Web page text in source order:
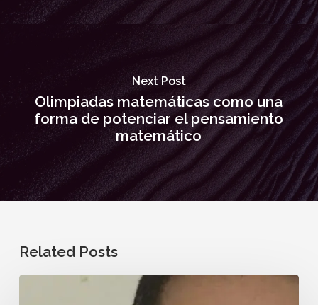
Next Post
Olimpiadas matemáticas como una
forma de potenciar el pensamiento
matemático
Related Posts